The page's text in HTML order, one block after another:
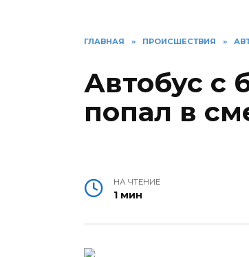
ГЛАВНАЯ » ПРОИСШЕСТВИЯ »
Автобус с
попал в
НА ЧТЕНИЕ
1 мин